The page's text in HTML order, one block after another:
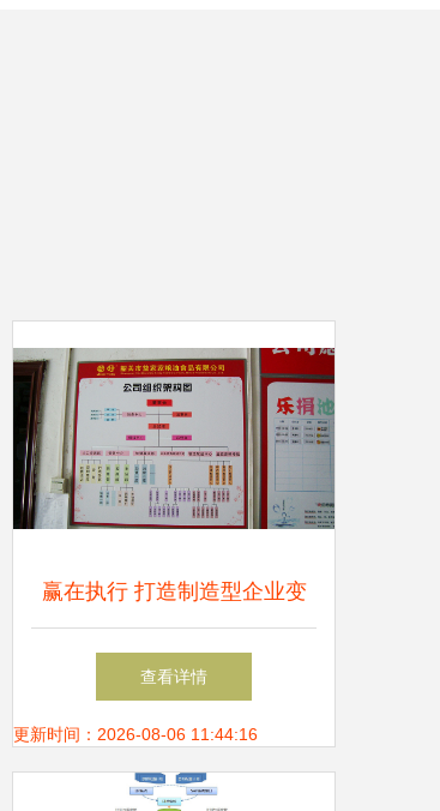
赢在执行 打造制造型企业变
革的核心驱动力
查看详情
更新时间：2026-08-06 11:44:16